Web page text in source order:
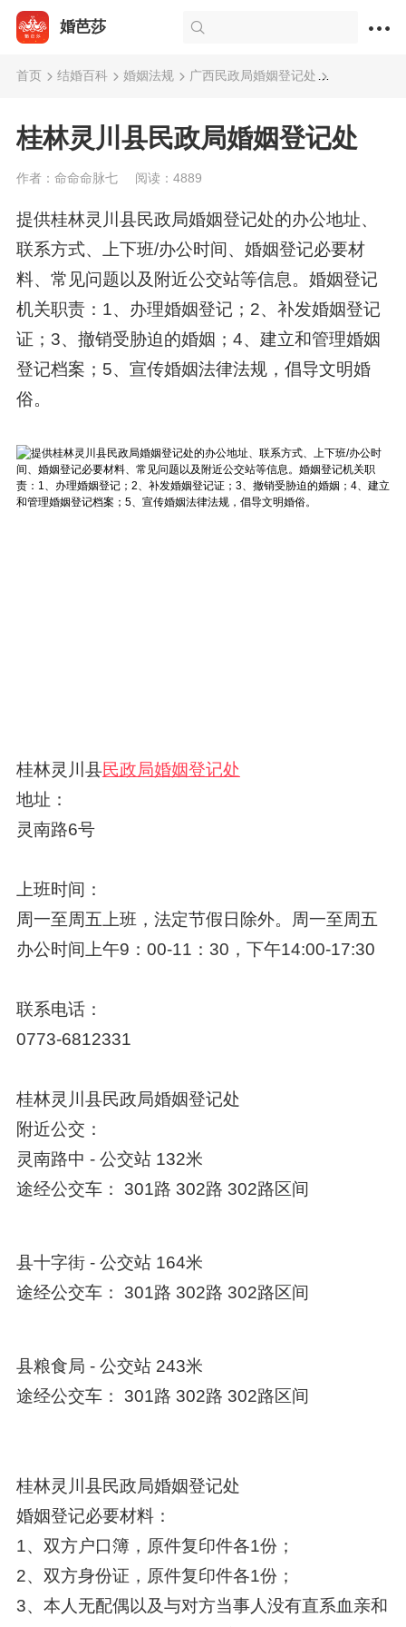
婚芭莎
首页 结婚百科 婚姻法规 广西民政局婚姻登记处
桂林灵川县民政局婚姻登记处
作者：命命命脉七 阅读：4889
提供桂林灵川县民政局婚姻登记处的办公地址、
联系方式、上下班/办公时间、婚姻登记必要材
料、常见问题以及附近公交站等信息。婚姻登记
机关职责：1、办理婚姻登记；2、补发婚姻登记
证；3、撤销受胁迫的婚姻；4、建立和管理婚姻
登记档案；5、宣传婚姻法律法规，倡导文明婚
俗。
桂林灵川县民政局婚姻登记处
地址：
灵南路6号
上班时间：
周一至周五上班，法定节假日除外。周一至周五
办公时间上午9：00-11：30，下午14:00-17:30
联系电话：
0773-6812331
桂林灵川县民政局婚姻登记处
附近公交：
灵南路中 - 公交站 132米
途经公交车： 301路 302路 302路区间
县十字街 - 公交站 164米
途经公交车： 301路 302路 302路区间
县粮食局 - 公交站 243米
途经公交车： 301路 302路 302路区间
桂林灵川县民政局婚姻登记处
婚姻登记必要材料：
1、双方户口簿，原件复印件各1份；
2、双方身份证，原件复印件各1份；
3、本人无配偶以及与对方当事人没有直系血亲和